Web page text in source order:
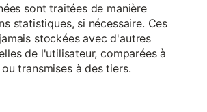
sont traitées de manière
statistiques, si nécessaire. Ces
stockées avec d'autres
de l'utilisateur, comparées à
transmises à des tiers.